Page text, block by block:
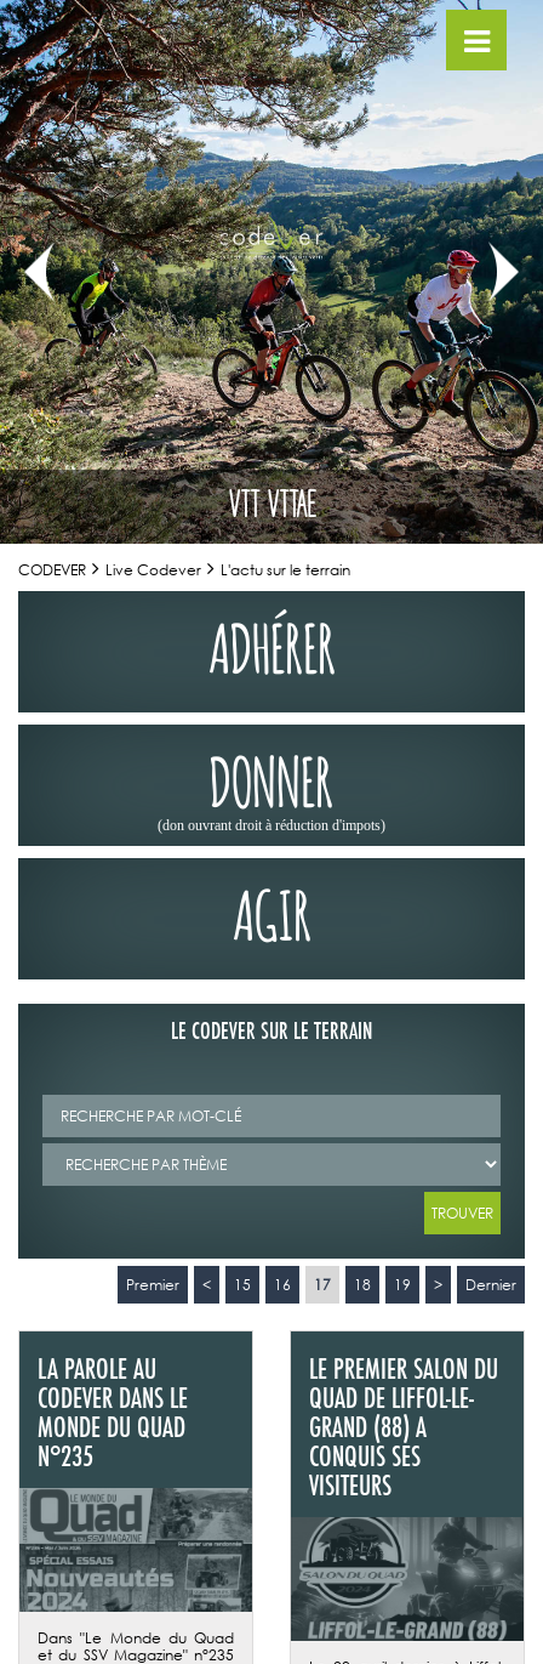
VTT VTTAE
CODEVER Live Codever L'actu sur le terrain
ADHÉRER
DONNER
(don ouvrant droit à réduction d'impots)
AGIR
LE CODEVER SUR LE TERRAIN
Premier < 15 16 17 18 19 > Dernier
LA PAROLE AU
CODEVER DANS LE
MONDE DU QUAD
N°235
Dans "Le Monde du Quad
et du SSV Magazine" n°235
LE PREMIER SALON DU
QUAD DE LIFFOL-LE-
GRAND (88) A
CONQUIS SES
VISITEURS